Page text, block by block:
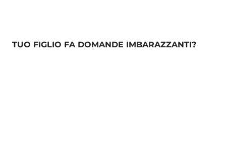
TUO FIGLIO FA DOMANDE IMBARAZZANTI?